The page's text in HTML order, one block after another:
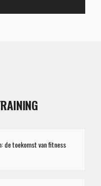
de toekomst van fitness